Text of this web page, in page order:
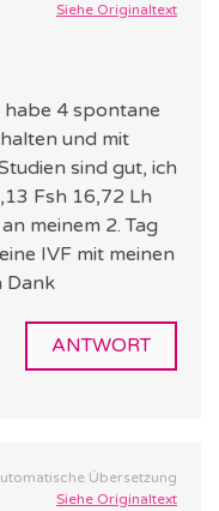
Siehe Originaltext
4 spontane
und mit
sind gut, ich
Fsh 16,72 Lh
meinem 2. Tag
IVF mit meinen
Dank
ANTWORT
Übersetzung
Siehe Originaltext